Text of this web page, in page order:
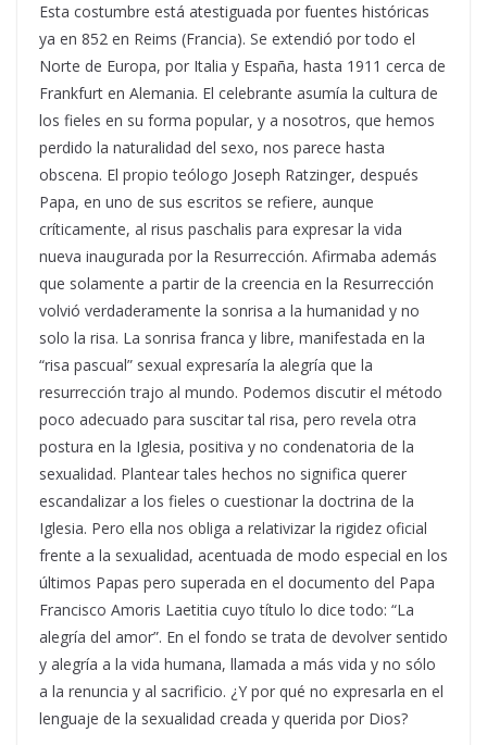
Esta costumbre está atestiguada por fuentes históricas
ya en 852 en Reims (Francia). Se extendió por todo el
Norte de Europa, por Italia y España, hasta 1911 cerca de
Frankfurt en Alemania. El celebrante asumía la cultura de
los fieles en su forma popular, y a nosotros, que hemos
perdido la naturalidad del sexo, nos parece hasta
obscena. El propio teólogo Joseph Ratzinger, después
Papa, en uno de sus escritos se refiere, aunque
críticamente, al risus paschalis para expresar la vida
nueva inaugurada por la Resurrección. Afirmaba además
que solamente a partir de la creencia en la Resurrección
volvió verdaderamente la sonrisa a la humanidad y no
solo la risa. La sonrisa franca y libre, manifestada en la
“risa pascual” sexual expresaría la alegría que la
resurrección trajo al mundo. Podemos discutir el método
poco adecuado para suscitar tal risa, pero revela otra
postura en la Iglesia, positiva y no condenatoria de la
sexualidad. Plantear tales hechos no significa querer
escandalizar a los fieles o cuestionar la doctrina de la
Iglesia. Pero ella nos obliga a relativizar la rigidez oficial
frente a la sexualidad, acentuada de modo especial en los
últimos Papas pero superada en el documento del Papa
Francisco Amoris Laetitia cuyo título lo dice todo: “La
alegría del amor”. En el fondo se trata de devolver sentido
y alegría a la vida humana, llamada a más vida y no sólo
a la renuncia y al sacrificio. ¿Y por qué no expresarla en el
lenguaje de la sexualidad creada y querida por Dios?